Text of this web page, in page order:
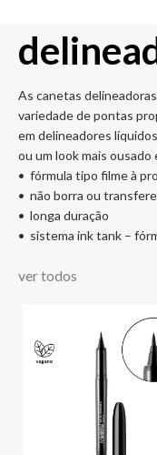
As canetas delineadoras
variedade de pontas
em delineadores
ou um look mais ousado
• fórmula tipo filme à
• não borra ou transfere
• longa duração
• sistema ink tank –
ver todos